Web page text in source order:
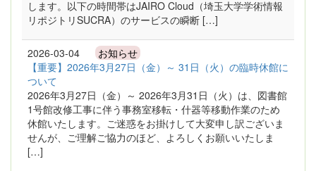
します。以下の時間帯はJAIRO Cloud（埼玉大学学術情報
リポジトリSUCRA）のサービスの瞬断 […]
2026-03-04 お知らせ
【重要】2026年3月27日（金）～ 31日（火）の臨時休館に
ついて
2026年3月27日（金）～ 2026年3月31日（火）は、図書館
1号館改修工事に伴う事務室移転・什器等移動作業のため
休館いたします。ご迷惑をお掛けして大変申し訳ございま
せんが、ご理解ご協力のほど、よろしくお願いいたしま
[…]